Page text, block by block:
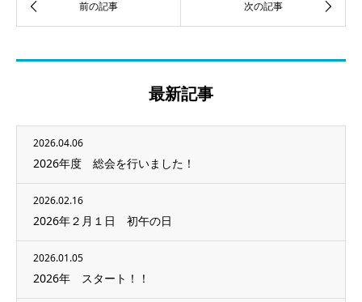
最新記事
2026.04.06
2026年度 総会を行いました！
2026.02.16
2026年２月１日 初午の日
2026.01.05
2026年 スタート！！